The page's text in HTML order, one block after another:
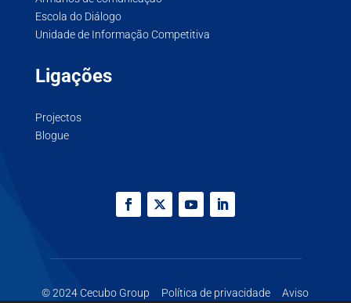
Escola do Diálogo
Unidade de Informação Competitiva
Ligações
Projectos
Blogue
© 2024 Cecubo Group Política de privacidade Aviso